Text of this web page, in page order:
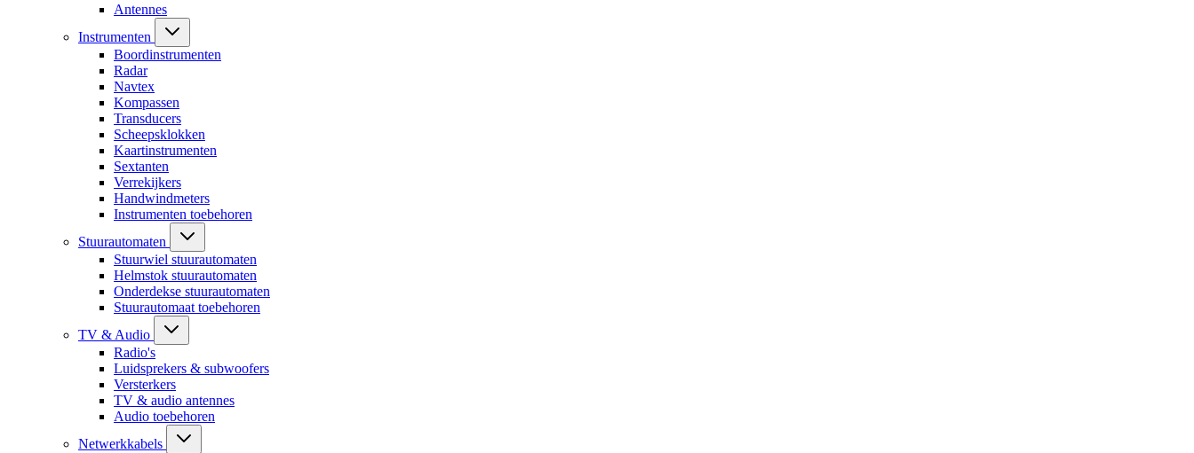
Antennes
Instrumenten
Boordinstrumenten
Radar
Navtex
Kompassen
Transducers
Scheepsklokken
Kaartinstrumenten
Sextanten
Verrekijkers
Handwindmeters
Instrumenten toebehoren
Stuurautomaten
Stuurwiel stuurautomaten
Helmstok stuurautomaten
Onderdekse stuurautomaten
Stuurautomaat toebehoren
TV & Audio
Radio's
Luidsprekers & subwoofers
Versterkers
TV & audio antennes
Audio toebehoren
Netwerkkabels